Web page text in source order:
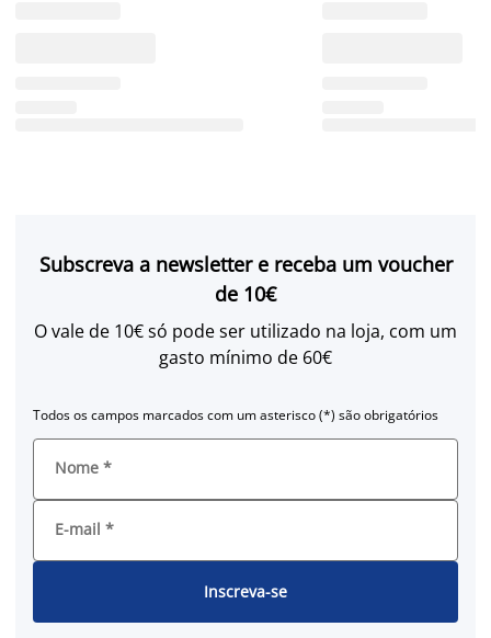
Subscreva a newsletter e receba um voucher
de 10€
O vale de 10€ só pode ser utilizado na loja, com um
gasto mínimo de 60€
Todos os campos marcados com um asterisco (*) são obrigatórios
Nome *
E-mail *
Inscreva-se